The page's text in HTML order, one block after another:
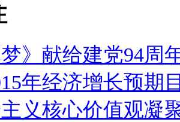
梦》献给建党94周
年经济增长预期
义核心价值观凝